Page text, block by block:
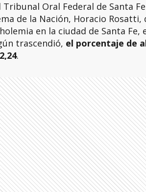
Oral Federal de Santa
de la Nación, Horacio Rosatti,
en la ciudad de Santa Fe,
trascendió, el porcentaje de
.